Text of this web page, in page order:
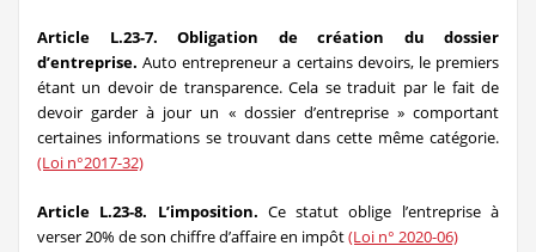
Article L.23-7. Obligation de création du dossier
d’entreprise. Auto entrepreneur a certains devoirs, le premiers
étant un devoir de transparence. Cela se traduit par le fait de
devoir garder à jour un « dossier d’entreprise » comportant
certaines informations se trouvant dans cette même catégorie.
(Loi n°2017-32)
Article L.23-8. L’imposition. Ce statut oblige l’entreprise à
verser 20% de son chiffre d’affaire en impôt(Loi n° 2020-06)